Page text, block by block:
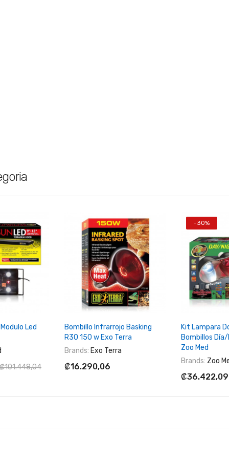
CarritoLed
₡101.448,04
+ Agregar Al Carrito
Bombillo Infrarrojo Basking
R30 150 w Exo Terra
Brands: Exo Terra
₡16.290,06
-30%
+
Kit Lampara
Bombillos
Zoo Med
Brands: Zoo
₡36.422,09